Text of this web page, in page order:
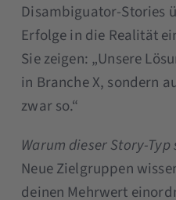
Disambiguator-Stories
Erfolge in die Realität
Sie zeigen: „Unsere
in Branche X, sondern
zwar so.“
Warum dieser Story-
Neue Zielgruppen
deinen Mehrwert